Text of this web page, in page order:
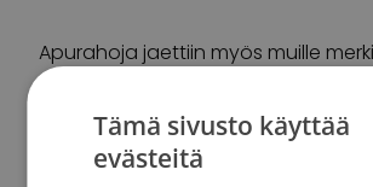
Apurahoja jaettiin myös muille
tutkimushankkeille.
painotettiin jälleen useampivuotisia
rahoituskausia, joiden ansiosta
ryhmien tutkimus on
Tämä sivusto käyttää
evästeitä